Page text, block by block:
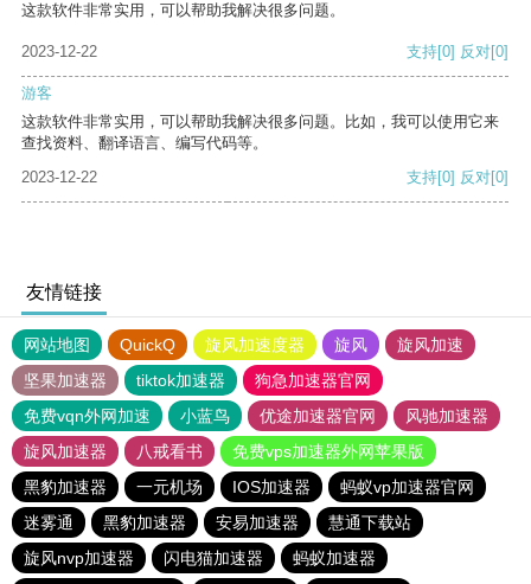
这款软件非常实用，可以帮助我解决很多问题。
2023-12-22 支持[0] 反对[0]
游客
这款软件非常实用，可以帮助我解决很多问题。比如，我可以使用它来
查找资料、翻译语言、编写代码等。
2023-12-22
支持[0] 反对[0]
友情链接
网站地图 QuickQ 旋风加速度器 旋风
旋风加速
坚果加速器
tiktok加速器
狗急加速器官网
免费vqn外网加速
小蓝鸟 优途加速器官网
风驰加速器
旋风加速器
八戒看书
免费vps加速器外网苹果版
黑豹加速器
一元机场 IOS加速器
蚂蚁vp加速器官网
迷雾通
黑豹加速器 安易加速器
慧通下载站
旋风nvp加速器
闪电猫加速器 蚂蚁加速器